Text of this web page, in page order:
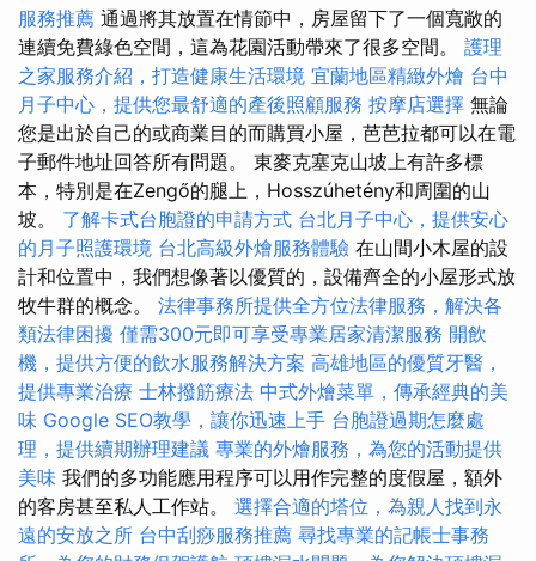
服務推薦 通過將其放置在情節中，房屋留下了一個寬敞的
連續免費綠色空間，這為花園活動帶來了很多空間。 護理
之家服務介紹，打造健康生活環境 宜蘭地區精緻外燴 台中
月子中心，提供您最舒適的產後照顧服務 按摩店選擇 無論
您是出於自己的或商業目的而購買小屋，芭芭拉都可以在電
子郵件地址回答所有問題。 東麥克塞克山坡上有許多標
本，特別是在Zengő的腿上，Hosszúhetény和周圍的山
坡。 了解卡式台胞證的申請方式 台北月子中心，提供安心
的月子照護環境 台北高級外燴服務體驗 在山間小木屋的設
計和位置中，我們想像著以優質的，設備齊全的小屋形式放
牧牛群的概念。 法律事務所提供全方位法律服務，解決各
類法律困擾 僅需300元即可享受專業居家清潔服務 開飲
機，提供方便的飲水服務解決方案 高雄地區的優質牙醫，
提供專業治療 士林撥筋療法 中式外燴菜單，傳承經典的美
味 Google SEO教學，讓你迅速上手 台胞證過期怎麼處
理，提供續期辦理建議 專業的外燴服務，為您的活動提供
美味 我們的多功能應用程序可以用作完整的度假屋，額外
的客房甚至私人工作站。 選擇合適的塔位，為親人找到永
遠的安放之所 台中刮痧服務推薦 尋找專業的記帳士事務